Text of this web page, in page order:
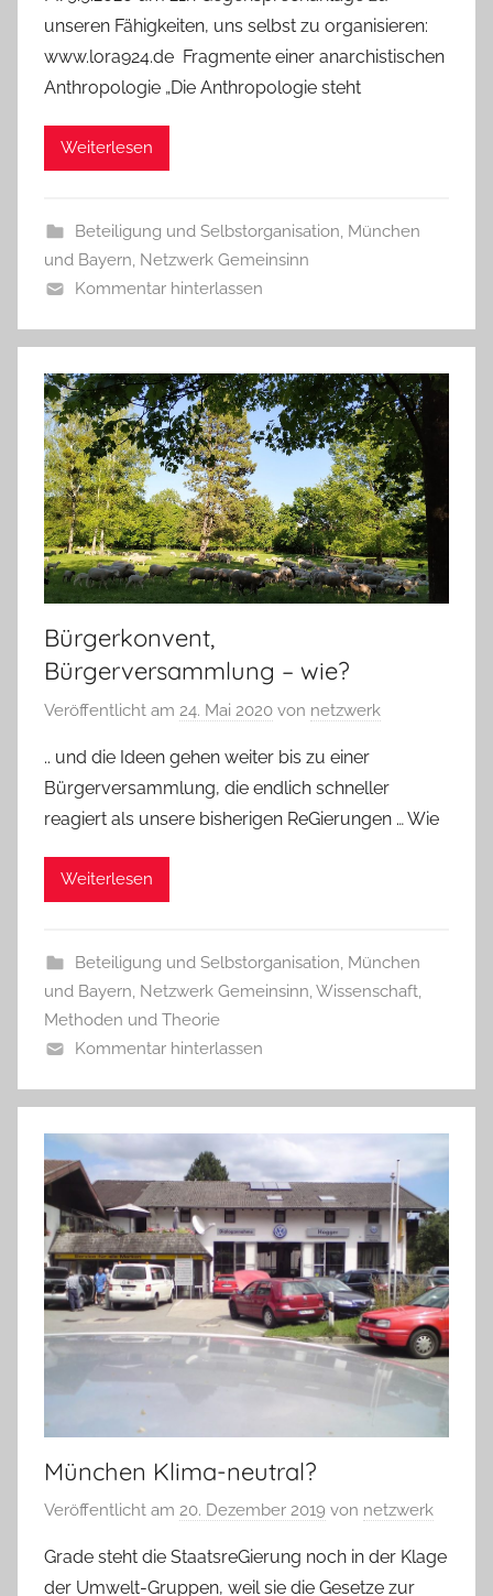
unseren Fähigkeiten, uns selbst zu organisieren:
www.lora924.de Fragmente einer anarchistischen
Anthropologie „Die Anthropologie steht
Weiterlesen
Beteiligung und Selbstorganisation, München
und Bayern, Netzwerk Gemeinsinn
Kommentar hinterlassen
Bürgerkonvent,
Bürgerversammlung – wie?
Veröffentlicht am 24. Mai 2020 von netzwerk
.. und die Ideen gehen weiter bis zu einer
Bürgerversammlung, die endlich schneller
reagiert als unsere bisherigen ReGierungen … Wie
Weiterlesen
Beteiligung und Selbstorganisation, München
und Bayern, Netzwerk Gemeinsinn,Wissenschaft,
Methoden und Theorie
Kommentar hinterlassen
München Klima-neutral?
Veröffentlicht am 20. Dezember 2019 von netzwerk
Grade steht die StaatsreGierung noch in der Klage
der Umwelt-Gruppen, weil sie die Gesetze zur